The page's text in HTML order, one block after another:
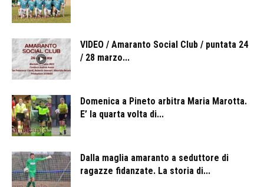
VIDEO / Amaranto Social Club / puntata 24
/ 28 marzo...
Domenica a Pineto arbitra Maria Marotta.
E’ la quarta volta di...
Dalla maglia amaranto a seduttore di
ragazze fidanzate. La storia di...